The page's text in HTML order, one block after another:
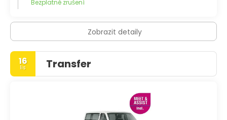
Bezplatné zrušení
Zobrazit detaily
16
lis Transfer